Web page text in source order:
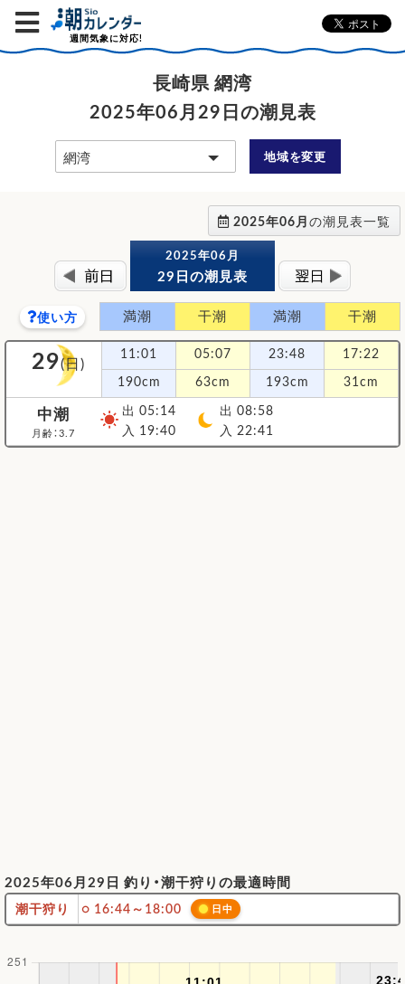
週間気象に対応!
長崎県 網湾
2025年06月29日の潮見表
地域を変更
2025年06月の潮見表一覧
2025年06月
29日の潮見表
使い方 満潮 干潮 満潮 干潮
29(日) 11:01 05:07 23:48
17:22
190cm
63cm 193cm 31cm
中潮
月齢：3.7
出 05:14
入 19:40
出 08:58
入 22:41
2025年06月29日 釣り・潮干狩りの最適時間
潮干狩り ○ 16:44～18:00 日中